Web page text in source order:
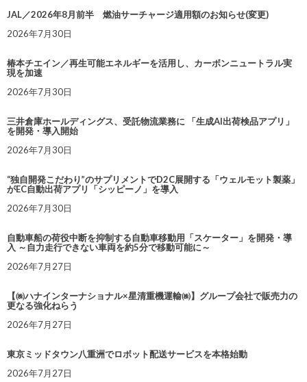
JAL／2026年8月前半 燃油サーチャージ適用額のお知らせ(変更)
2026年7月30日
椿本チエイン／再生可能エネルギーを活用し、カーボンニュートラル実
現を加速
2026年7月30日
三井倉庫ホールディングス、受託物流業務に 「生成AI出荷検品アプリ」
を開発・導入開始
2026年7月30日
“独自開発こだわり”のサプリメントでD2C展開する「ウェルモット製薬」
がEC自動出荷アプリ「シッピーノ」を導入
2026年7月30日
自動車船の荷役中断を抑制する自動車移動用「スケーター」を開発・導
入 ～自力走行できない車両を約5分で移動可能に～
2026年7月27日
【㈱ハナインターナショナル×星清重機運輸㈱】グループ会社で販売力の
更なる強化ねらう
2026年7月27日
東京ミッドタウン八重洲でロボット配送サービスを本格始動
2026年7月27日